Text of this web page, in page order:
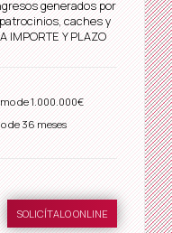
generados por
caches y
Y PLAZO
de1.000.000€
de 36 meses
SOLICÍTALO ONLINE